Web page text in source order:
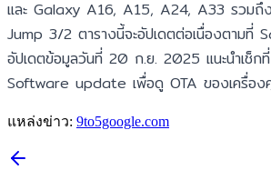
และ Galaxy A16, A15, A24, A33 รวม
Jump 3/2 ตารางนี้จะอัปเดตต่อเนื่องตามที่
อัปเดตข้อมูลวันที่ 20 ก.ย. 2025 แนะนำเช็
Software update เพื่อดู OTA ของเครื่อ
แหล่งข่าว: 9to5google.com